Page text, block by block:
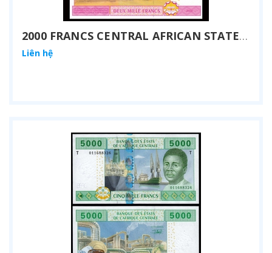
2000 FRANCS CENTRAL AFRICAN STATES 2002
Liên hệ